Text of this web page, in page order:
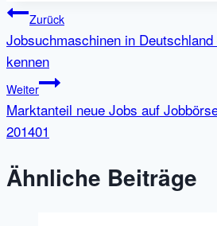
Beitragsnavigation
Zurück
Jobsuchmaschinen in
kennen
Weiter
Marktanteil neue Jobs auf
201401
Ähnliche Beiträge